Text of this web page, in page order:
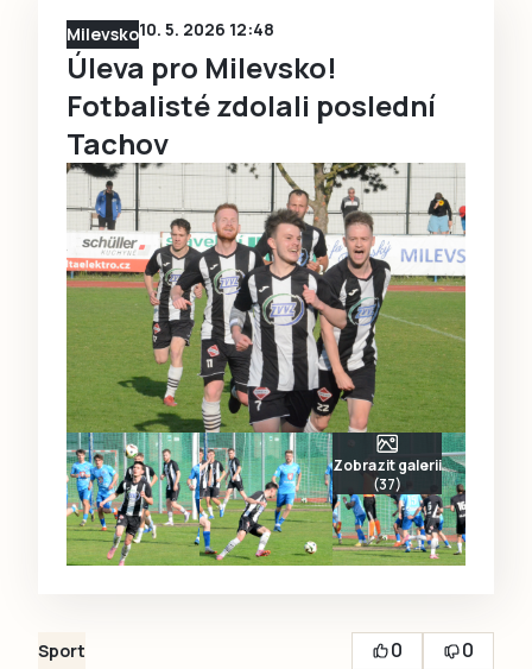
Ještě nemám účet, chci se
Milevsko10. 5. 2026 12:48
Úleva pro Milevsko!
Fotbalisté zdolali poslední
Tachov
Zobrazit galerii
(37)
Sport 0
0